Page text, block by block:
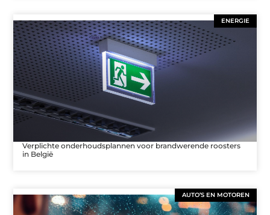
ENERGIE
Verplichte onderhoudsplannen voor brandwerende roosters
in België
AUTO’S EN MOTOREN